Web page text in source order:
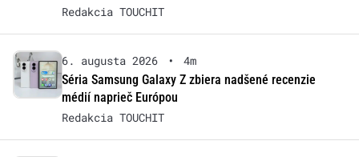
Redakcia TOUCHIT
6. augusta 2026 •
4m
Séria Samsung Galaxy Z zbiera nadšené recenzie
médií naprieč Európou
Redakcia TOUCHIT